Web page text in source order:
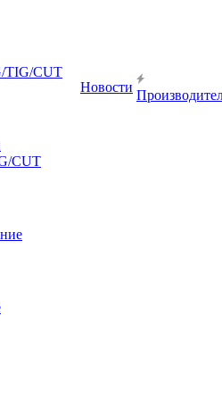
TIG/CUT
CUT
Новости